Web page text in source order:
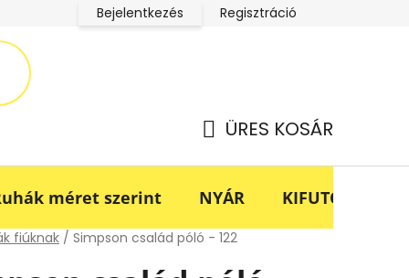
LucaBaba Klub adatkezelési tájékoztató
Bejelentkezés Regisztráció
ÜRES KOSÁR
méret szerint NYÁR KIFUTÓ -70%
fiúknak / Simpson család póló - 122